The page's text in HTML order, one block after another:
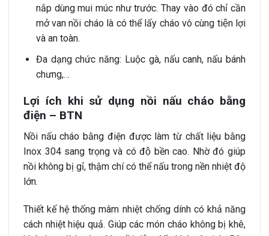
nắp dùng mui múc như trước. Thay vào đó chỉ cần
mở van nồi cháo là có thể lấy cháo vô cùng tiện lợi
và an toàn.
Đa dạng chức năng: Luộc gà, nấu canh, nấu bánh
chưng,…
Lợi ích khi sử dụng nồi nấu cháo bằng
điện – BTN
Nồi nấu cháo bằng điện được làm từ chất liệu bằng
Inox 304 sang trọng và có độ bền cao. Nhờ đó giúp
nồi không bị gỉ, thậm chí có thể nấu trong nền nhiệt độ
lớn.
Thiết kế hệ thống mâm nhiệt chống dính có khả năng
cách nhiệt hiệu quả. Giúp các món cháo không bị khê,